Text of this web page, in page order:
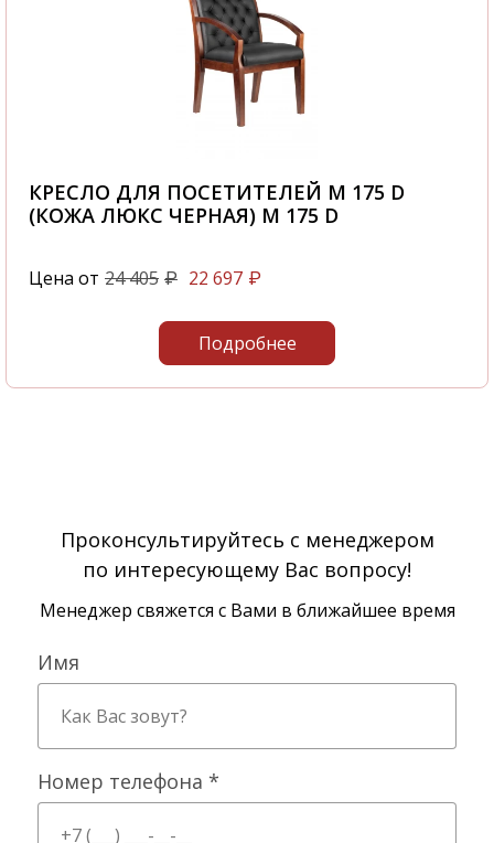
КРЕСЛО ДЛЯ ПОСЕТИТЕЛЕЙ M 175 D
(КОЖА ЛЮКС ЧЕРНАЯ) M 175 D
Цена от 24 405 ₽ 22 697 ₽
Подробнее
Проконсультируйтесь с менеджером
по интересующему Вас вопросу!
Менеджер свяжется с Вами в ближайшее время
Имя
Номер телефона *